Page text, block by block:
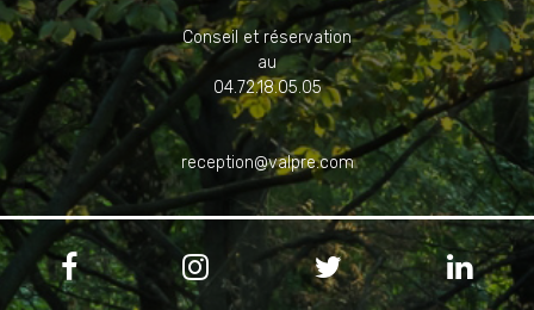
Conseil et réservation
au
04.72.18.05.05
reception@valpre.com
   